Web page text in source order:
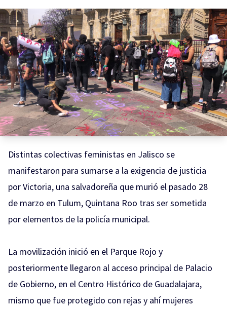
Distintas colectivas feministas en Jalisco se
manifestaron para sumarse a la exigencia de justicia
por Victoria, una salvadoreña que murió el pasado 28
de marzo en Tulum, Quintana Roo tras ser sometida
por elementos de la policía municipal.
La movilización inició en el Parque Rojo y
posteriormente llegaron al acceso principal de Palacio
de Gobierno, en el Centro Histórico de Guadalajara,
mismo que fue protegido con rejas y ahí mujeres